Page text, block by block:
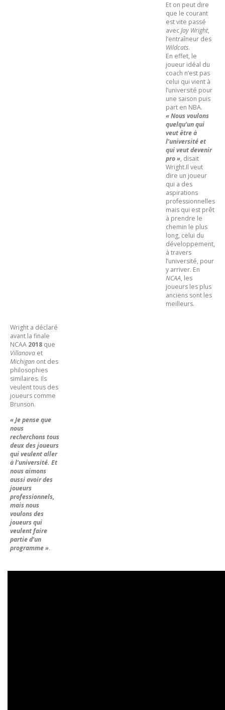
Et on peut dire
que le courant
est vite passé
avecJay Wright,
l’entraîneur des
Wildcats.
En effet, le
joueur idéal du
coach n’est pas
celui qui vient à
l’université pour
une saison puis
part en NBA.
« Nous voulons
quelqu’un qui
veut être à
l’université et
qui veut devenir
pro », disait
Wright.Il veut
dire un joueur
qui a des
aspirations
professionnelles
mais qui est prêt
à prendre le
chemin le plus
long, celui du
développement,
à travers
l’université, pour
y arriver. En
NCAA, les
joueurs les plus
anciens sont les
meilleurs.
Wright a déclaré
avant la finale
NCAA 2018 que
Villanova et
Michigan ont des
philosophies
similaires. Ils
veulent tous des
joueurs comme
Brunson.
« Je pense que
nous
recherchons tous
deux des joueurs
qui veulent aller
à l’université. Et
nous aimons
aussi avoir des
joueurs
professionnels,
mais nous
voulons des
joueurs qui
veulent faire
partie d’un
programme ».